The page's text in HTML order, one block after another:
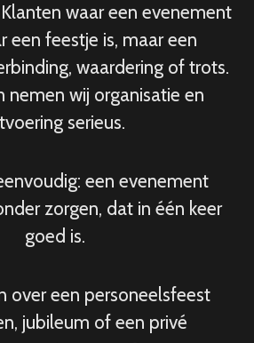
waar een evenement
een feestje is, maar een
waardering of trots.
nemen wij organisatie en
serieus.
een evenement
zorgen, dat in één keer
goed is.
over een personeelsfeest
jubileum of een privé